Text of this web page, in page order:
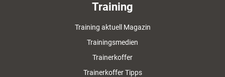
Training
Training aktuell Magazin
Trainingsmedien
Trainerkoffer
Trainerkoffer Tipps